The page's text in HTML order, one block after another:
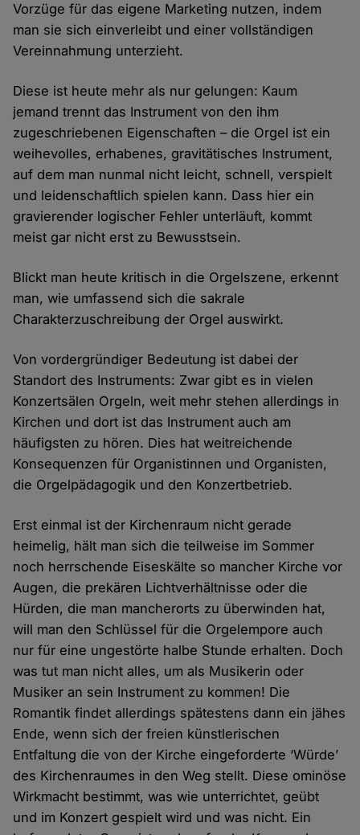
Vorzüge für das eigene Marketing nutzen, indem
man sie sich einverleibt und einer vollständigen
Vereinnahmung unterzieht.
Diese ist heute mehr als nur gelungen: Kaum
jemand trennt das Instrument von den ihm
zugeschriebenen Eigenschaften – die Orgel ist ein
weihevolles, erhabenes, gravitätisches Instrument,
auf dem man nunmal nicht leicht, schnell, verspielt
und leidenschaftlich spielen kann. Dass hier ein
gravierender logischer Fehler unterläuft, kommt
meist gar nicht erst zu Bewusstsein.
Blickt man heute kritisch in die Orgelszene, erkennt
man, wie umfassend sich die sakrale
Charakterzuschreibung der Orgel auswirkt.
Von vordergründiger Bedeutung ist dabei der
Standort des Instruments: Zwar gibt es in vielen
Konzertsälen Orgeln, weit mehr stehen allerdings in
Kirchen und dort ist das Instrument auch am
häufigsten zu hören. Dies hat weitreichende
Konsequenzen für Organistinnen und Organisten,
die Orgelpädagogik und den Konzertbetrieb.
Erst einmal ist der Kirchenraum nicht gerade
heimelig, hält man sich die teilweise im Sommer
noch herrschende Eiseskälte so mancher Kirche vor
Augen, die prekären Lichtverhältnisse oder die
Hürden, die man mancherorts zu überwinden hat,
will man den Schlüssel für die Orgelempore auch
nur für eine ungestörte halbe Stunde erhalten. Doch
was tut man nicht alles, um als Musikerin oder
Musiker an sein Instrument zu kommen! Die
Romantik findet allerdings spätestens dann ein jähes
Ende, wenn sich der freien künstlerischen
Entfaltung die von der Kirche eingeforderte ‘Würde’
des Kirchenraumes in den Weg stellt. Diese ominöse
Wirkmacht bestimmt, was wie unterrichtet, geübt
und im Konzert gespielt wird und was nicht. Ein